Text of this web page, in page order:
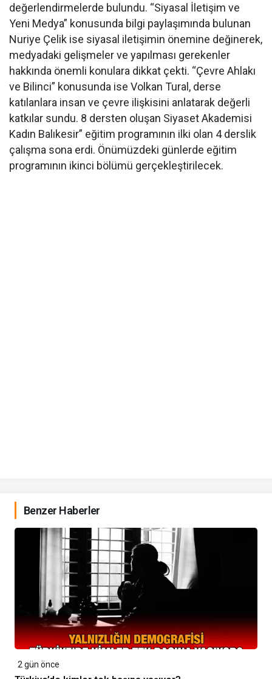
değerlendirmelerde bulundu. “Siyasal İletişim ve
Yeni Medya” konusunda bilgi paylaşımında bulunan
Nuriye Çelik ise siyasal iletişimin önemine değinerek,
medyadaki gelişmeler ve yapılması gerekenler
hakkında önemli konulara dikkat çekti. “Çevre Ahlakı
ve Bilinci” konusunda ise Volkan Tural, derse
katılanlara insan ve çevre ilişkisini anlatarak değerli
katkılar sundu. 8 dersten oluşan Siyaset Akademisi
Kadın Balıkesir” eğitim programının ilki olan 4 derslik
çalışma sona erdi. Önümüzdeki günlerde eğitim
programının ikinci bölümü gerçekleştirilecek.
Benzer Haberler
2 gün önce